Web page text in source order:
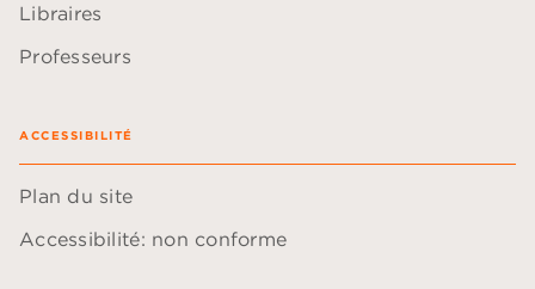
Libraires
Professeurs
ACCESSIBILITÉ
Plan du site
Accessibilité: non conforme